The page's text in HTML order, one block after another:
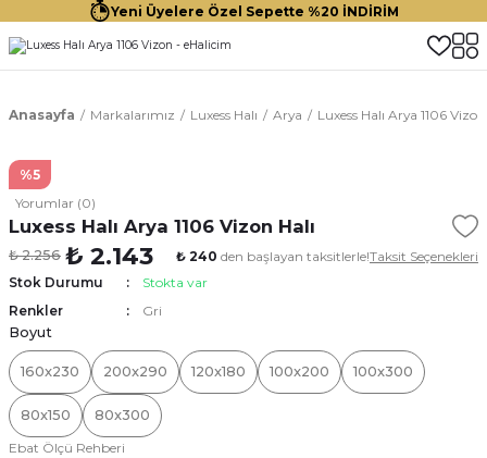
Yeni Üyelere Özel Sepette %20 İNDİRİM
Anasayfa Markalarımız Luxess Halı Arya Luxess Halı Arya 1106 Vizon
%5
Yorumlar (0)
Luxess Halı Arya 1106 Vizon Halı
₺ 2.256 ₺ 2.143 ₺ 240 den başlayan taksitlerle!Taksit Seçenekleri
Stok Durumu
Stokta var
Renkler
Gri
Boyut
160x230 200x290 120x180 100x200 100x300
80x150
80x300
Ebat Ölçü Rehberi